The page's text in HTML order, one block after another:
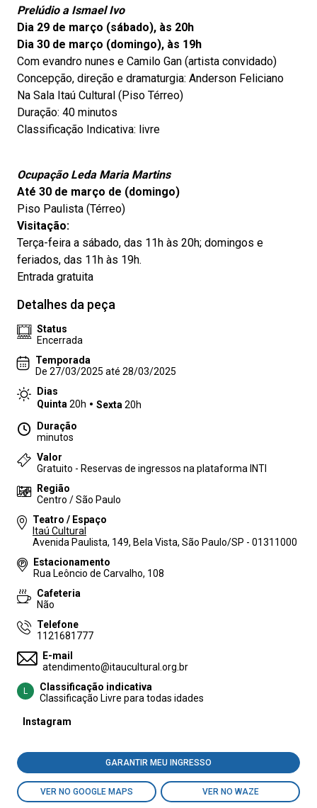
Prelúdio a Ismael Ivo
Dia 29 de março (sábado), às 20h
Dia 30 de março (domingo), às 19h
Com evandro nunes e Camilo Gan (artista convidado)
Concepção, direção e dramaturgia: Anderson Feliciano
Na Sala Itaú Cultural (Piso Térreo)
Duração: 40 minutos
Classificação Indicativa: livre
Ocupação Leda Maria Martins
Até 30 de março de (domingo)
Piso Paulista (Térreo)
Visitação:
Terça-feira a sábado, das 11h às 20h; domingos e
feriados, das 11h às 19h.
Entrada gratuita
Detalhes da peça
Status
Encerrada
Temporada
De 27/03/2025 até 28/03/2025
Dias
Quinta 20h Sexta 20h
Duração
minutos
Valor
Gratuito - Reservas de ingressos na plataforma INTI
Região
Centro / São Paulo
Teatro / Espaço
Itaú Cultural
Avenida Paulista, 149, Bela Vista, São Paulo/SP - 01311000
Estacionamento
Rua Leôncio de Carvalho, 108
Cafeteria
Não
Telefone
1121681777
E-mail
atendimento@itaucultural.org.br
L
Classificação indicativa
Classificação Livre para todas idades
Instagram
GARANTIR MEU INGRESSO
VER NO GOOGLE MAPS VER NO WAZE